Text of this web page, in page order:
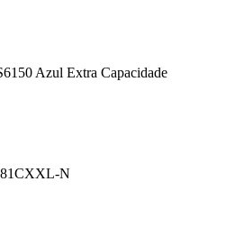
Azul Extra Capacidade
N